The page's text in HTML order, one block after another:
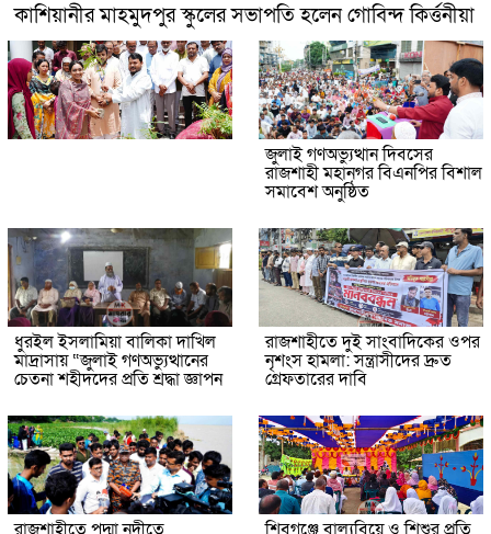
কাশিয়ানীর মাহমুদপুর স্কুলের সভাপতি হলেন গোবিন্দ কির্ত্তনীয়া
জুলাই গণঅভ্যুত্থান দিবসের
রাজশাহী মহানগর বিএনপির বিশাল
সমাবেশ অনুষ্ঠিত
ধুরইল ইসলামিয়া বালিকা দাখিল
মাদ্রাসায় “জুলাই গণঅভ্যুত্থানের
চেতনা শহীদদের প্রতি শ্রদ্ধা জ্ঞাপন
রাজশাহীতে দুই সাংবাদিকের ওপর
নৃশংস হামলা: সন্ত্রাসীদের দ্রুত
গ্রেফতারের দাবি